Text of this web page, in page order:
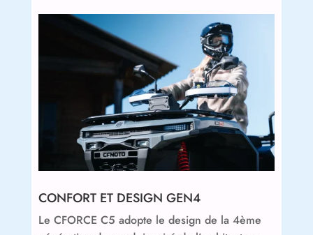
CONFORT ET DESIGN GEN4
Le CFORCE C5 adopte le design de la 4ème